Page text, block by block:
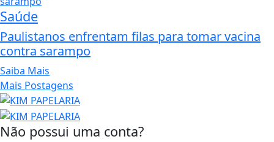
Saúde
Paulistanos enfrentam filas para tomar vacina
contra sarampo
Saiba Mais
Mais Postagens
Não possui uma conta?